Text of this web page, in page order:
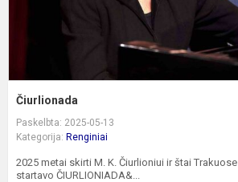
Čiurlionada
Paskelbta: 2025-05-13
Kategorija: Renginiai
2025 metai skirti M. K. Čiurlioniui ir štai Trakuose
startavo ČIURLIONIADA&...